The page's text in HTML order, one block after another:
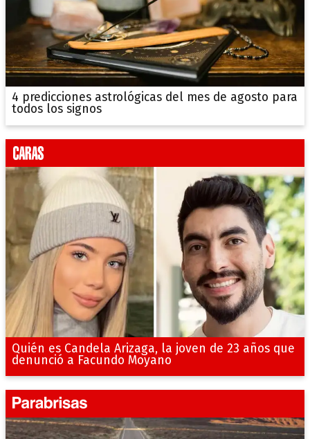
4 predicciones astrológicas del mes de agosto para
todos los signos
Quién es Candela Arizaga, la joven de 23 años que
denunció a Facundo Moyano